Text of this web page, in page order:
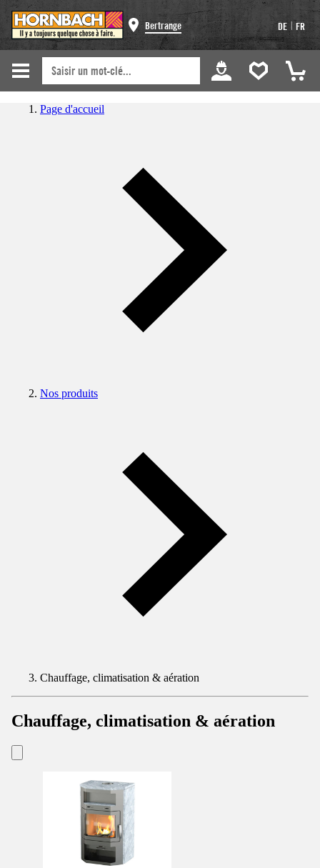
Bertrange DE | FR
Page d'accueil
Nos produits
Chauffage, climatisation & aération
Chauffage, climatisation & aération